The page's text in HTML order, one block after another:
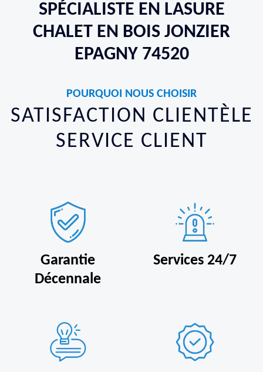
SPÉCIALISTE EN LASURE
CHALET EN BOIS JONZIER
EPAGNY 74520
POURQUOI NOUS CHOISIR
SATISFACTION CLIENTÈLE
SERVICE CLIENT
Garantie
Décennale
Services 24/7